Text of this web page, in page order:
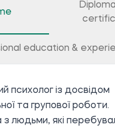
education &
психолог із досвідом
та групової роботи.
з людьми, які